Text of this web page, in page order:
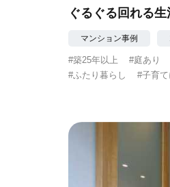
ぐるぐる回れる
マンション事例
#築25年以上 #庭あり
#ふたり暮らし
#子育